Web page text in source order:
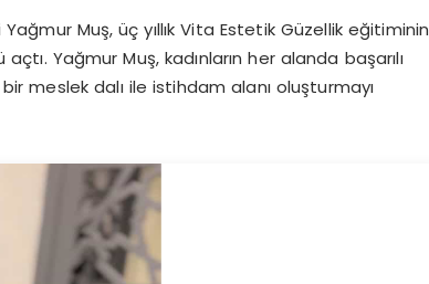
Muş, üç yıllık Vita Estetik Güzellik eğitiminin
Yağmur Muş, kadınların her alanda başarılı
meslek dalı ile istihdam alanı oluşturmayı